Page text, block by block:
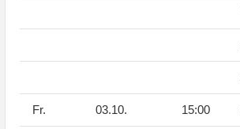
Fr. 03.10. 15:00